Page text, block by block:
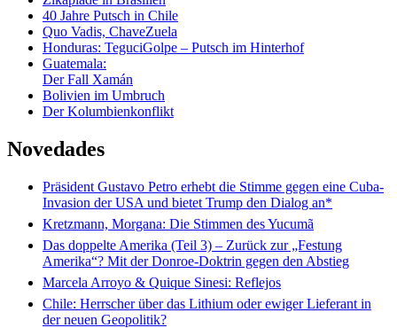
40 Jahre Putsch in Chile
Quo Vadis, ChaveZuela
Honduras: TeguciGolpe – Putsch im Hinterhof
Guatemala:
Der Fall Xamán
Bolivien im Umbruch
Der Kolumbienkonflikt
Novedades
Präsident Gustavo Petro erhebt die Stimme gegen eine Cuba-
Invasion der USA und bietet Trump den Dialog an*
Kretzmann, Morgana: Die Stimmen des Yucumã
Das doppelte Amerika (Teil 3) – Zurück zur „Festung
Amerika“? Mit der Donroe-Doktrin gegen den Abstieg
Marcela Arroyo & Quique Sinesi: Reflejos
Chile: Herrscher über das Lithium oder ewiger Lieferant in
der neuen Geopolitik?